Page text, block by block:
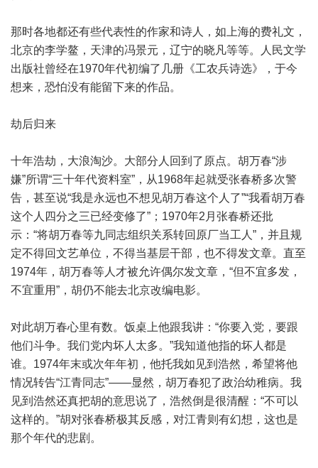
那时各地都还有些代表性的作家和诗人，如上海的费礼文，
北京的李学鳌，天津的冯景元，辽宁的晓凡等等。人民文学
出版社曾经在1970年代初编了几册《工农兵诗选》，于今
想来，恐怕没有能留下来的作品。
劫后归来
十年浩劫，大浪淘沙。大部分人回到了原点。胡万春“涉
嫌”所谓“三十年代资料室”，从1968年起就受张春桥多次警
告，甚至说“我是永远也不想见胡万春这个人了”“我看胡万春
这个人四分之三已经变修了”；1970年2月张春桥还批
示：“将胡万春等九同志组织关系转回原厂当工人”，并且规
定不得回文艺单位，不得当基层干部，也不得发文章。直至
1974年，胡万春等人才被允许偶尔发文章，“但不宜多发，
不宜重用”，胡仍不能去北京改编电影。
对此胡万春心里有数。饭桌上他跟我讲：“你要入党，要跟
他们斗争。我们党内坏人太多。”我知道他指的坏人都是
谁。1974年末或次年年初，他托我如见到浩然，希望将他
情况转告“江青同志”——显然，胡万春犯了政治幼稚病。我
见到浩然还真把胡的意思说了，浩然倒是很清醒：“不可以
这样的。”胡对张春桥极其反感，对江青则有幻想，这也是
那个年代的悲剧。